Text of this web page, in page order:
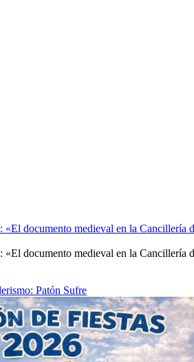
«El documento medieval en la Cancillería
«El documento medieval en la Cancillería
Patón Sufre